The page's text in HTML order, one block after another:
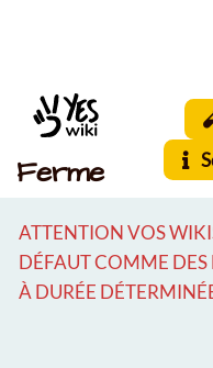
Ferme
ATTENTION VOS
DÉFAUT COMME DES
À DURÉE